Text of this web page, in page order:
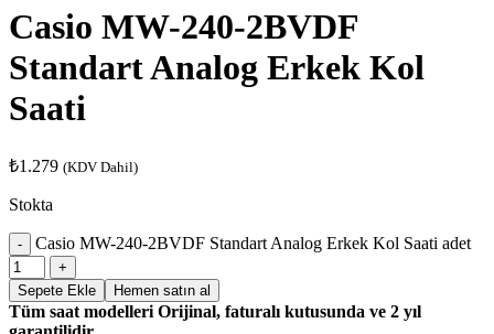
Casio MW-240-2BVDF
Standart Analog Erkek Kol
Saati
₺1.279 (KDV Dahil)
Stokta
Casio MW-240-2BVDF Standart Analog Erkek Kol Saati adet
Sepete Ekle Hemen satın al
Tüm saat modelleri Orijinal, faturalı kutusunda ve 2 yıl